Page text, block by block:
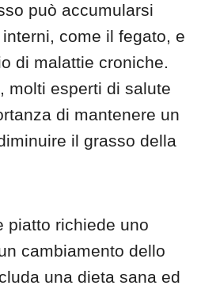
può accumularsi
come il fegato, e
di malattie croniche.
molti esperti di salute
di mantenere un
il grasso della
piatto richiede uno
cambiamento dello
una dieta sana ed